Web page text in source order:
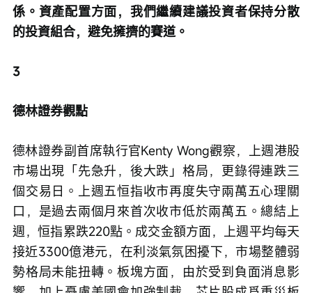
係。資產配置方面，我們繼續建議投資者保持分散
的投資組合，避免擁擠的賽道。
3
德林證券觀點
德林證券副首席執行官Kenty Wong觀察，上週港股
市場出現「先急升，後大跌」格局，更錄得連跌三
個交易日。上週五恒指收市再度失守兩萬五心理關
口，是過去兩個月來首次收市低於兩萬五。總結上
週，恒指累跌220點。成交金額方面，上週平均每天
接近3300億港元，在利淡氣氛困擾下，市場整體弱
勢格局未能扭轉。板塊方面，由於受到負面消息影